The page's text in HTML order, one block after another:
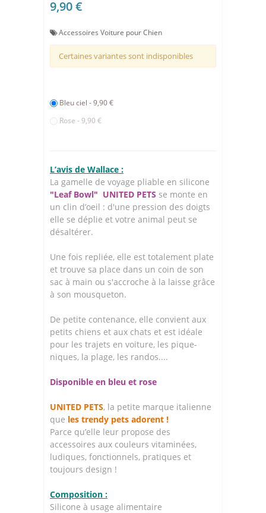
9,90 €
Accessoires Voiture pour Chien
Certaines variantes sont indisponibles
Bleu ciel - 9,90 €
Rose - 9,90 €
L’avis de Wallace :
La gamelle de voyage pliable en silicone
"Leaf Bowl" UNITED PETS se monte en
un clin d’oeil : d'une pression des doigts
elle se déplie et votre animal peut se
désaltérer.
Une fois repliée, elle est totalement plate
et trouve sa place dans un coin de son
sac à main ou s'accroche à la laisse grâce
à son mousqueton.
De petite contenance, elle convient aux
petits chiens et aux chats et est idéale
pour les trajets en voiture, les pique-
niques, la plage, les randos....
Disponible en bleu et rose
UNITED PETS, la petite marque italienne
que les trendy pets adorent !
Parce qu’elle leur propose des
accessoires aux couleurs vitaminées,
ludiques, fonctionnels, pratiques et
toujours design !
Composition :
Silicone à usage alimentaire